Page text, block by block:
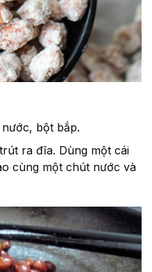
bột bắp.
ra đĩa. Dùng một cái
cùng một chút nước và